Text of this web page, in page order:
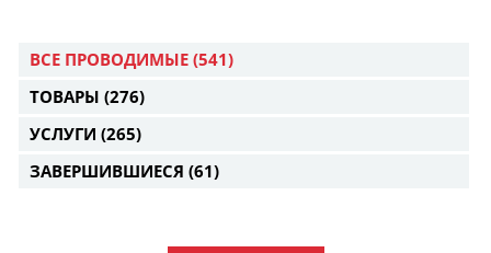
ВСЕ ПРОВОДИМЫЕ (541)
ТОВАРЫ (276)
УСЛУГИ (265)
ЗАВЕРШИВШИЕСЯ (61)